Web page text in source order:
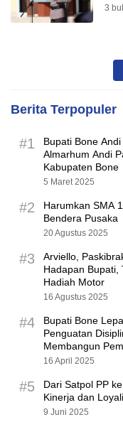
3
Berita Terpopuler
#1
Bupati Bone
Almarhum Andi
Kabupaten Bone
5 Maret 2025
#2
Harumkan SMA
Bendera Pusaka
20 Agustus 2025
#3
Arviello,
Hadapan Bupati,
Hadiah Motor
16 Agustus 2025
#4
Bupati Bone
Penguatan
Membangun
16 April 2025
#5
Dari Satpol PP
Kinerja dan
9 Juni 2025